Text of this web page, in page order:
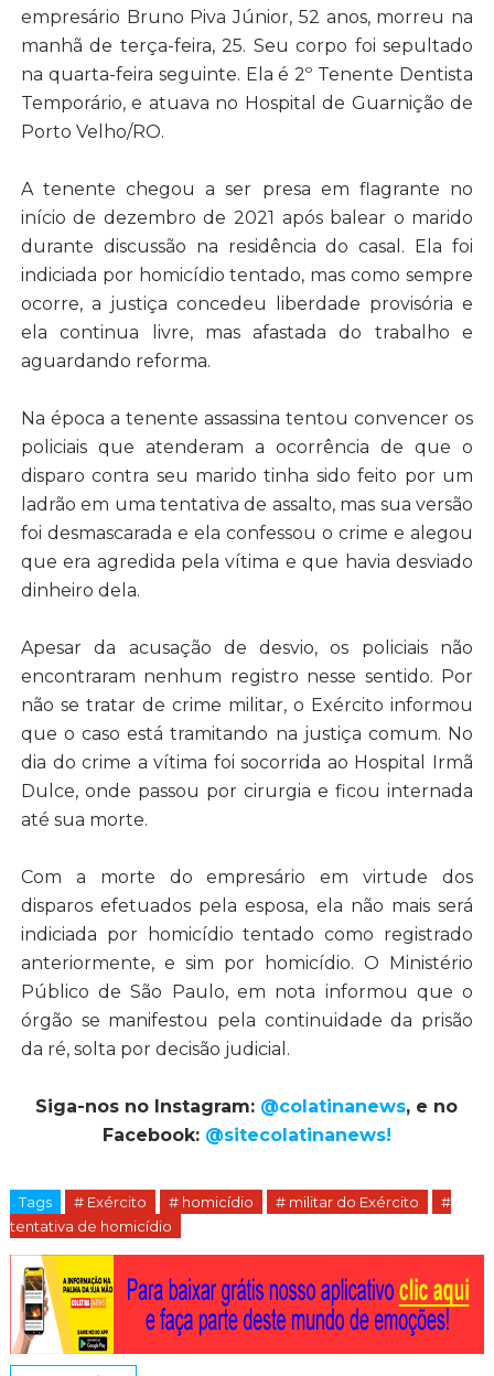
empresário Bruno Piva Júnior, 52 anos, morreu na
manhã de terça-feira, 25. Seu corpo foi sepultado
na quarta-feira seguinte. Ela é 2º Tenente Dentista
Temporário, e atuava no Hospital de Guarnição de
Porto Velho/RO.
A tenente chegou a ser presa em flagrante no
início de dezembro de 2021 após balear o marido
durante discussão na residência do casal. Ela foi
indiciada por homicídio tentado, mas como sempre
ocorre, a justiça concedeu liberdade provisória e
ela continua livre, mas afastada do trabalho e
aguardando reforma.
Na época a tenente assassina tentou convencer os
policiais que atenderam a ocorrência de que o
disparo contra seu marido tinha sido feito por um
ladrão em uma tentativa de assalto, mas sua versão
foi desmascarada e ela confessou o crime e alegou
que era agredida pela vítima e que havia desviado
dinheiro dela.
Apesar da acusação de desvio, os policiais não
encontraram nenhum registro nesse sentido. Por
não se tratar de crime militar, o Exército informou
que o caso está tramitando na justiça comum. No
dia do crime a vítima foi socorrida ao Hospital Irmã
Dulce, onde passou por cirurgia e ficou internada
até sua morte.
Com a morte do empresário em virtude dos
disparos efetuados pela esposa, ela não mais será
indiciada por homicídio tentado como registrado
anteriormente, e sim por homicídio. O Ministério
Público de São Paulo, em nota informou que o
órgão se manifestou pela continuidade da prisão
da ré, solta por decisão judicial.
Siga-nos no Instagram: @colatinanews, e no
Facebook: @sitecolatinanews!
Tags # Exército # homicídio # militar do Exército
#
tentativa de homicídio